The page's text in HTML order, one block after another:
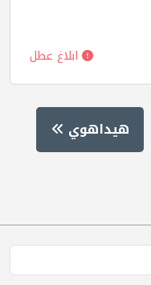
ابلاغ عطل
هيداهوي